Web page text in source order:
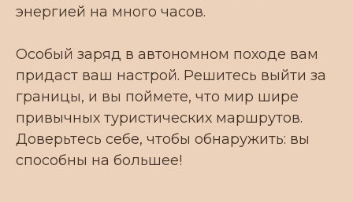
энергией на много часов.
Особый заряд в автономном походе вам
придаст ваш настрой. Решитесь выйти за
границы, и вы поймете, что мир шире
привычных туристических маршрутов.
Доверьтесь себе, чтобы обнаружить: вы
способны на большее!